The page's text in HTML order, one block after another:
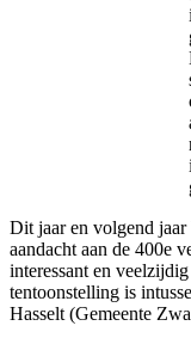
Dit jaar en volgend jaar
aandacht aan de 400e
interessant en
tentoonstelling is
Hasselt (Gemeente